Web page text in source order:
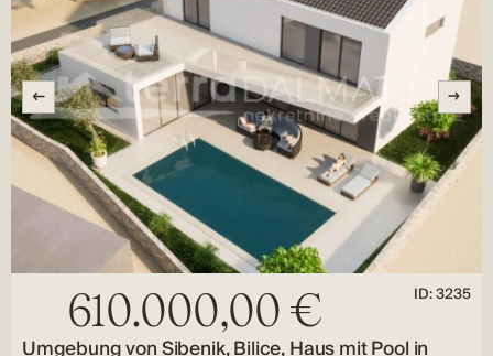
610.000,00 € ID: 3235
Umgebung von Sibenik, Bilice, Haus mit Pool in